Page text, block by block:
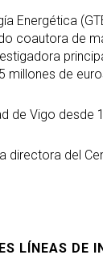
Energética
coautora de
de
de Vigo
directora del
LÍNEAS DE